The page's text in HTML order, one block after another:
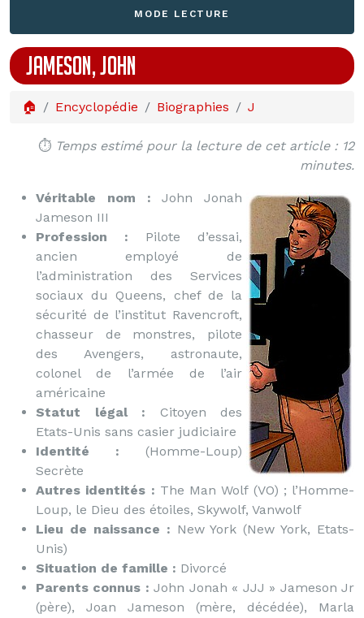
MODE LECTURE
JAMESON, JOHN
🏠 Encyclopédie Biographies J
⏱️ Temps estimé pour la lecture de cet article : 12
minutes.
Véritable nom : John Jonah
Jameson III
Profession : Pilote d’essai,
ancien employé de
l’administration des Services
sociaux du Queens, chef de la
sécurité de l’institut Ravencroft,
chasseur de monstres, pilote
des Avengers, astronaute,
colonel de l’armée de l’air
américaine
Statut légal : Citoyen des
Etats-Unis sans casier judiciaire
Identité : (Homme-Loup)
Secrète
Autres identités : The Man Wolf (VO) ; l’Homme-
Loup, le Dieu des étoiles, Skywolf, Vanwolf
Lieu de naissance : New York (New York, Etats-
Unis)
Situation de famille : Divorcé
Parents connus : John Jonah « JJJ » Jameson Jr
(père), Joan Jameson (mère, décédée), Marla